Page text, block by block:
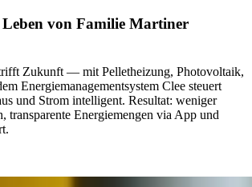
Leben von Familie Martiner
Zukunft — mit Pelletheizung, Photovoltaik,
Energiemanagementsystem Clee steuert
und Strom intelligent. Resultat: weniger
transparente Energiemengen via App und